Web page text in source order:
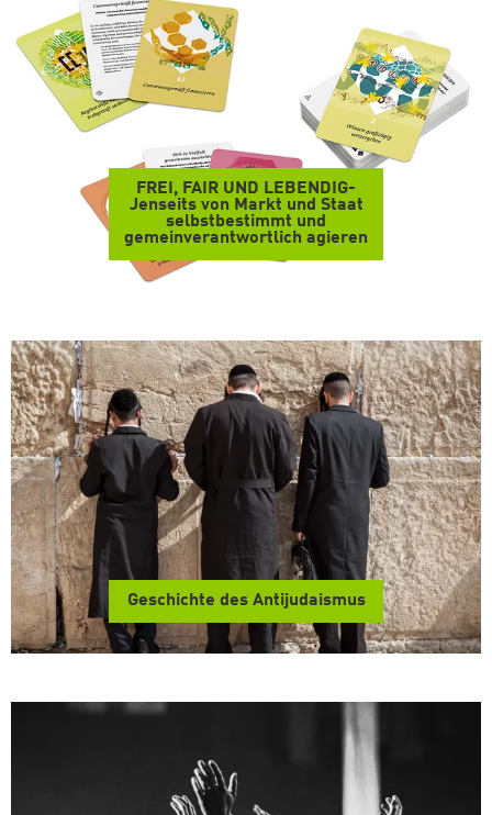
FREI, FAIR UND LEBENDIG-
Jenseits von Markt und Staat
selbstbestimmt und
gemeinverantwortlich agieren
Geschichte des Antijudaismus